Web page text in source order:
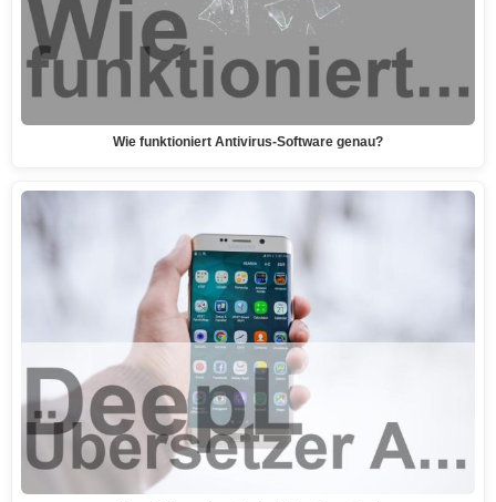
Wie funktioniert Antivirus-Software genau?